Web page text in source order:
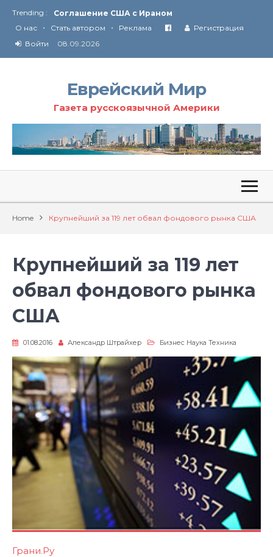
Trending :
Соглашение США с Ираном
Технология Революции в Иране
О нас • Стать автором • Реклама
Регистрация
Войти
08.09.2026
Еврейский Мир
Газета русскоязычной Америки
Home Крупнейший за 119 лет обвал фондового рынка США
Крупнейший за 119 лет
обвал фондового рынка
США
01.08.2016 Александр Штрайхер Бизнес Наука Техника
Грани.Ру